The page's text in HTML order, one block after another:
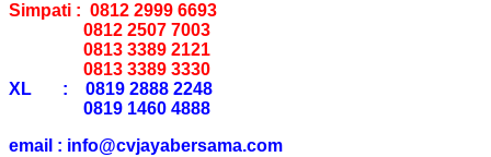
Simpati : 0812 2999 6693
0812 2507 7003
0813 3389 2121
0813 3389 3330
XL : 0819 2888 2248
0819 1460 4888
email : info@cvjayabersama.com